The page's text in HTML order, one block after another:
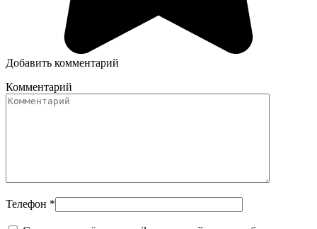
Добавить комментарий
Комментарий
Телефон *